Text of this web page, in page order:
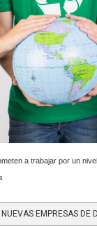
a trabajar por un